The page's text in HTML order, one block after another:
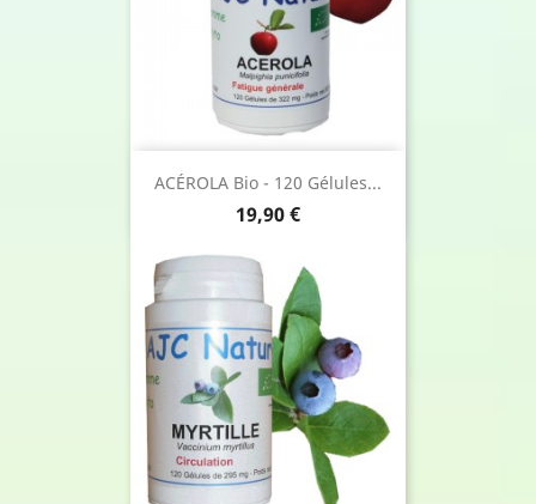
ACÉROLA Bio - 120 Gélules...
Prix
19,90 €